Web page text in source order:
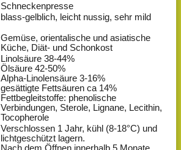
Schneckenpresse
blass-gelblich, leicht nussig, sehr mild
Gemüse, orientalische und asiatische
Küche, Diät- und Schonkost
Linolsäure 38-44%
Ölsäure 42-50%
Alpha-Linolensäure 3-16%
gesättigte Fettsäuren ca 14%
Fettbegleitstoffe: phenolische
Verbindungen, Sterole, Lignane, Lecithin,
Tocopherole
Verschlossen 1 Jahr, kühl (8-18°C) und
lichtgeschützt lagern.